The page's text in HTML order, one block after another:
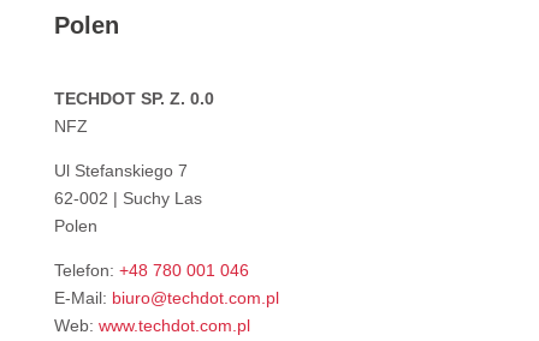
Polen
TECHDOT SP. Z. 0.0
NFZ
Ul Stefanskiego 7
62-002 | Suchy Las
Polen
Telefon: +48 780 001 046
E-Mail: biuro@techdot.com.pl
Web: www.techdot.com.pl